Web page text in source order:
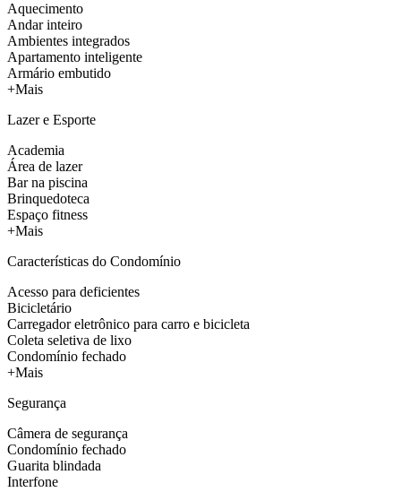
Aquecimento
Andar inteiro
Ambientes integrados
Apartamento inteligente
Armário embutido
+Mais
Lazer e Esporte
Academia
Área de lazer
Bar na piscina
Brinquedoteca
Espaço fitness
+Mais
Características do Condomínio
Acesso para deficientes
Bicicletário
Carregador eletrônico para carro e bicicleta
Coleta seletiva de lixo
Condomínio fechado
+Mais
Segurança
Câmera de segurança
Condomínio fechado
Guarita blindada
Interfone